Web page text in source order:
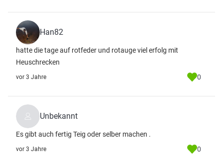
Han82
hatte die tage auf rotfeder und rotauge viel erfolg mit
Heuschrecken
vor 3 Jahre 0
Unbekannt
Es gibt auch fertig Teig oder selber machen .
vor 3 Jahre 0